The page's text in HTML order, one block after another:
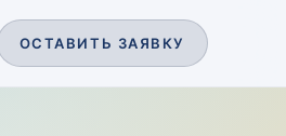
ОСТАВИТЬ ЗАЯВКУ